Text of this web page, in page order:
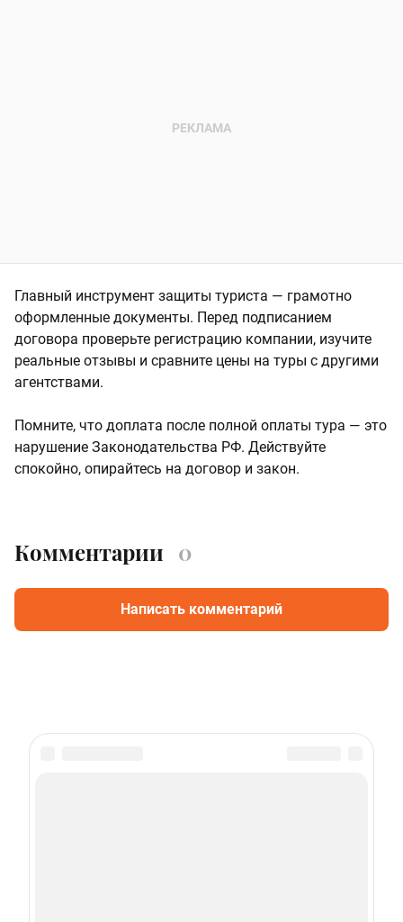
Главный инструмент защиты туриста — грамотно
оформленные документы. Перед подписанием
договора проверьте регистрацию компании, изучите
реальные отзывы и сравните цены на туры с другими
агентствами.
Помните, что доплата после полной оплаты тура — это
нарушение Законодательства РФ. Действуйте
спокойно, опирайтесь на договор и закон.
Комментарии 0
Написать комментарий